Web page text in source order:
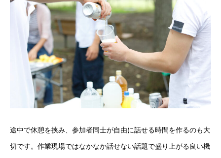
途中で休憩を挟み、参加者同士が自由に話せる時間を作るのも大
切です。作業現場ではなかなか話せない話題で盛り上がる良い機